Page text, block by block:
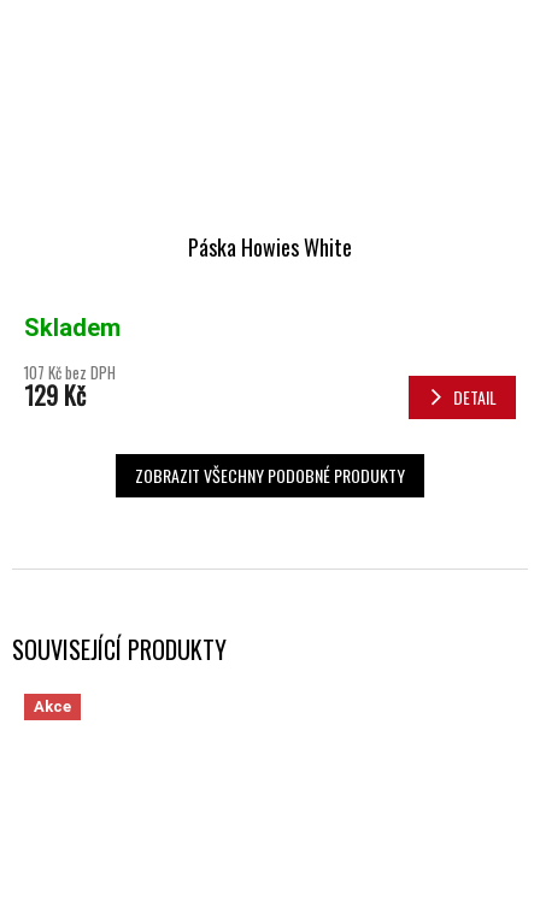
SOUVISEJÍCÍ PRODUKTY
Akce
Páska Howies White
Skladem
107 Kč bez DPH
129 Kč DETAIL
ZOBRAZIT VŠECHNY PODOBNÉ PRODUKTY